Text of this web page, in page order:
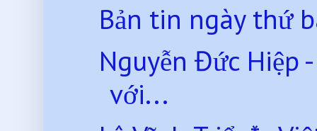
Bản tin ngày thứ
Nguyễn Đức Hiệp
với...